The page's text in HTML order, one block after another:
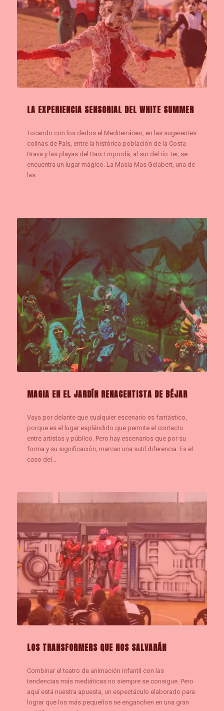
LA EXPERIENCIA SENSORIAL DEL WHITE SUMMER
Tocando con los dedos el Mediterráneo, en las sugerentes
colinas de Pals, entre la histórica población de la Costa
Brava y las playas del Baix Empordà, al sur del río Ter, se
encuentra un lugar mágico. La Masía Mas Gelabert, una de
las…
MAGIA EN EL JARDÍN RENACENTISTA DE BÉJAR
Vaya por delante que cualquier escenario es fantástico,
porque es el lugar espléndido que permite el contacto
entre artistas y público. Pero hay escenarios que por su
forma y su significación, marcan una sutil diferencia. Es el
caso del…
LOS TRANSFORMERS QUE NOS SALVARÁN
Combinar el teatro de animación infantil con las
tendencias más mediáticas no siempre se consigue. Pero
aquí está nuestra apuesta, un espectáculo elaborado para
lograr que los más pequeños se enganchen en una gran